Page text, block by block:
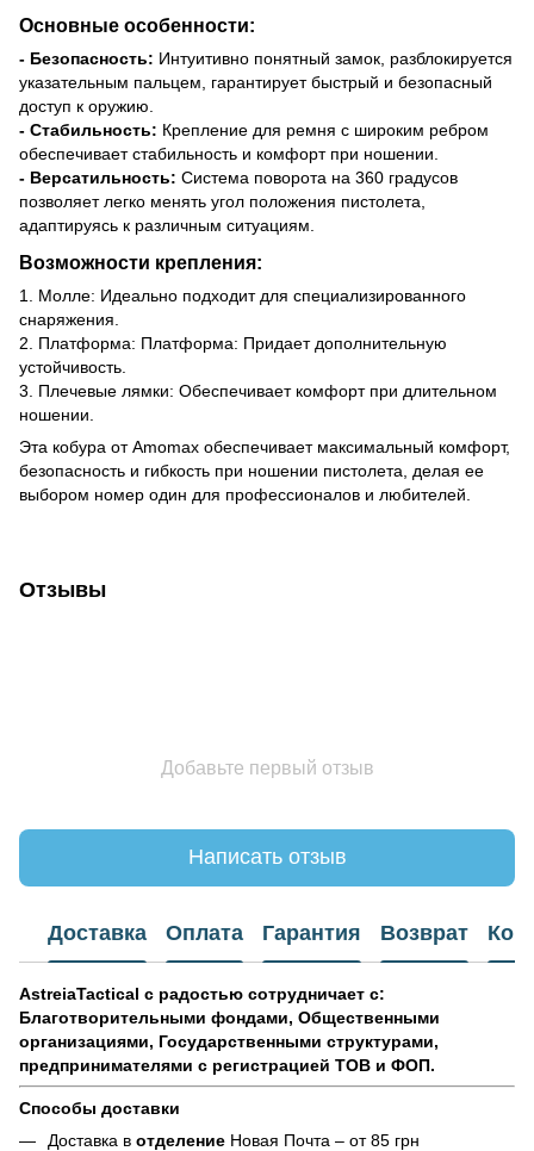
Основные особенности:
- Безопасность: Интуитивно понятный замок, разблокируется
указательным пальцем, гарантирует быстрый и безопасный
доступ к оружию.
- Стабильность: Крепление для ремня с широким ребром
обеспечивает стабильность и комфорт при ношении.
- Версатильность: Система поворота на 360 градусов
позволяет легко менять угол положения пистолета,
адаптируясь к различным ситуациям.
Возможности крепления:
1. Молле: Идеально подходит для специализированного
снаряжения.
2. Платформа: Платформа: Придает дополнительную
устойчивость.
3. Плечевые лямки: Обеспечивает комфорт при длительном
ношении.
Эта кобура от Amomax обеспечивает максимальный комфорт,
безопасность и гибкость при ношении пистолета, делая ее
выбором номер один для профессионалов и любителей.
Отзывы
Добавьте первый отзыв
Написать отзыв
Доставка Оплата Гарантия Возврат
AstreiaTactical с радостью сотрудничает с:
Благотворительными фондами, Общественными
организациями, Государственными структурами,
предпринимателями с регистрацией ТОВ и ФОП.
Способы доставки
Доставка в отделение Новая Почта – от 85 грн